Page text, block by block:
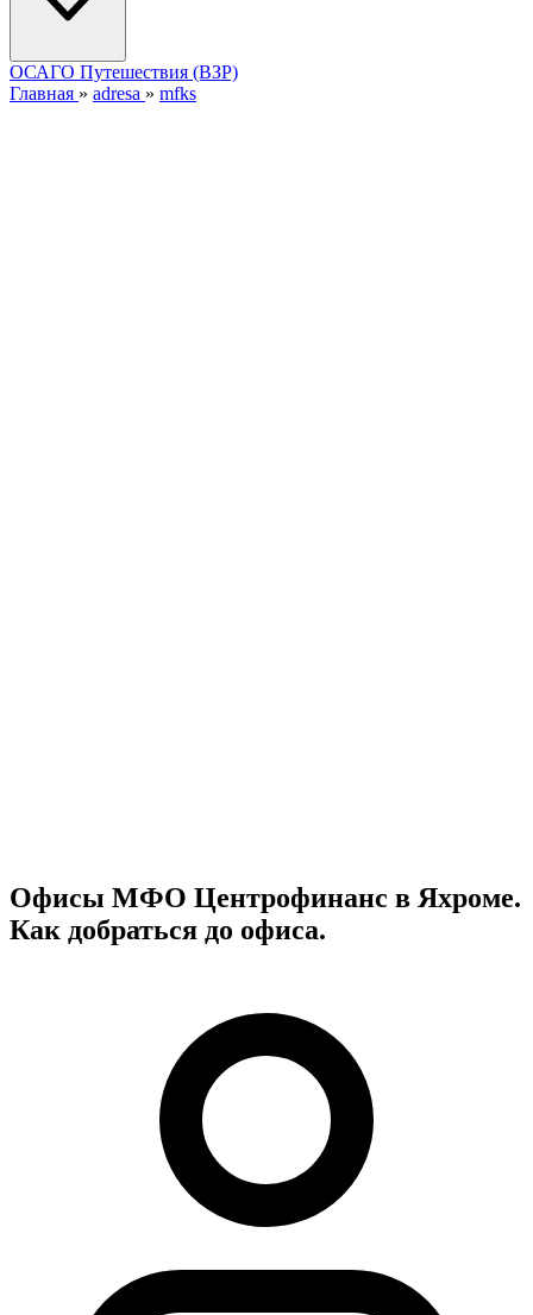
ОСАГО Путешествия (ВЗР)
Главная » adresa » mfks
Офисы МФО Центрофинанс в Яхроме.
Как добраться до офиса.